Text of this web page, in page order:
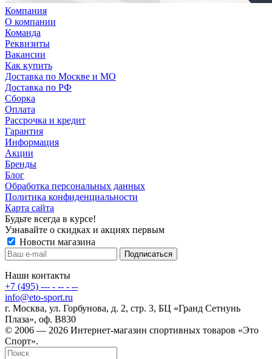
Компания
О компании
Команда
Реквизиты
Вакансии
Как купить
Доставка по Москве и МО
Доставка по РФ
Сборка
Оплата
Рассрочка и кредит
Гарантия
Информация
Акции
Бренды
Блог
Обработка персональных данных
Политика конфиденциальности
Карта сайта
Будьте всегда в курсе!
Узнавайте о скидках и акциях первым
Новости магазина
Наши контакты
+7 (495) --- - -- - --
info@eto-sport.ru
г. Москва, ул. Горбунова, д. 2, стр. 3, БЦ «Гранд Сетнунь
Плаза», оф. В830
© 2006 — 2026 Интернет-магазин спортивных товаров «Это
Спорт».